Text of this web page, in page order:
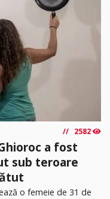
2582
a fost
sub teroare
o femeie de 31 de